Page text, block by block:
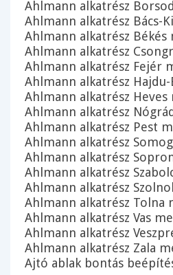
Ahlmann alkatrész
Ahlmann alkatrész Bács-
Ahlmann alkatrész Békés
Ahlmann alkatrész
Ahlmann alkatrész Fejér
Ahlmann alkatrész
Ahlmann alkatrész Heves
Ahlmann alkatrész
Ahlmann alkatrész Pest
Ahlmann alkatrész
Ahlmann alkatrész
Ahlmann alkatrész
Ahlmann alkatrész
Ahlmann alkatrész Tolna
Ahlmann alkatrész Vas
Ahlmann alkatrész
Ahlmann alkatrész Zala
Ajtó ablak bontás